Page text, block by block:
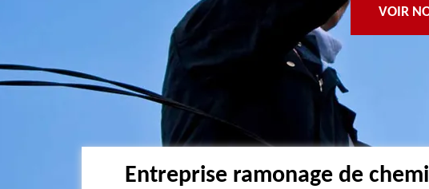
VOIR
Entreprise ramonage de